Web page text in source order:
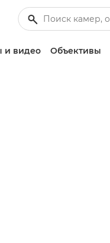
и видео Объективы